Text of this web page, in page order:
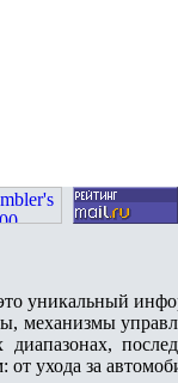
уникальный
механизмы
ухода за